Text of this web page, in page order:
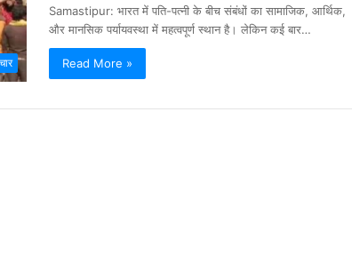
Samastipur: भारत में पति-पत्नी के बीच संबंधों का सामाजिक, आर्थिक,
और मानसिक पर्यायवस्था में महत्वपूर्ण स्थान है। लेकिन कई बार…
Read More »